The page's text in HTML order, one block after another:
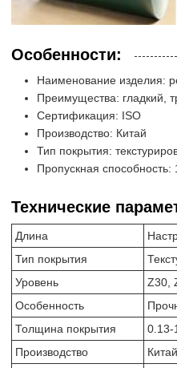
Особенности:
Наименование изделия:
Преимущества: гладкий,
Сертификация: ISO
Производство: Китай
Тип покрытия:
Пропускная
Технические
Длина
Тип покрытия
Уровень
Z30,
Особенность
Толщина покрытия
Производство
Китай